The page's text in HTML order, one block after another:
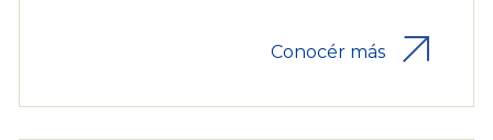
Conocér más